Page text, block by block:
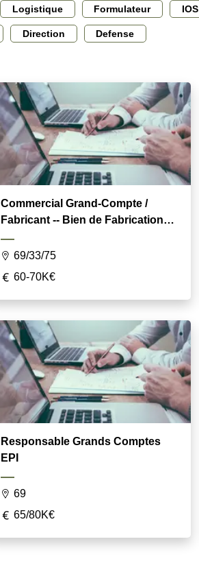
Logistique Formulateur IOS
Direction Defense
Commercial Grand-Compte /
Fabricant -- Bien de Fabrication/
équipement Usine
69/33/75
60-70K€
Responsable Grands Comptes
EPI
69
65/80K€